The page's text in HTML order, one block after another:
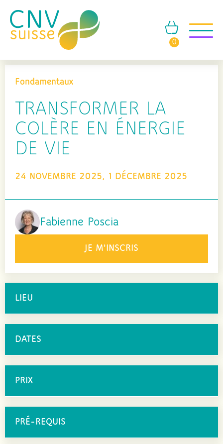
0
Fondamentaux
TRANSFORMER LA
COLÈRE EN ÉNERGIE
DE VIE
24 NOVEMBRE 2025, 1 DÉCEMBRE 2025
Fabienne Poscia
JE M'INSCRIS
LIEU
DATES
PRIX
PRÉ-REQUIS